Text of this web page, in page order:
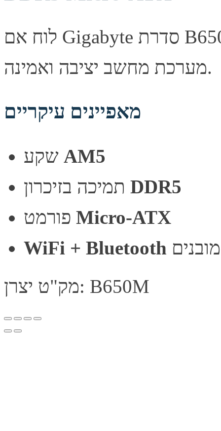
לוח אם Gigabyte סדרת B650M, מספק יציבות ואמינות לבניית
מערכת מחשב יציבה ואמינה.
מאפיינים עיקריים
AM5
DDR5
Micro-ATX
WiFi + Bluetooth מובנים
מק"ט יצרן: B650M